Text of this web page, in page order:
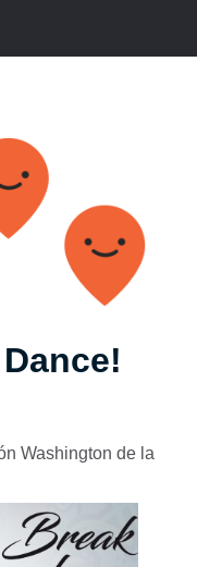
Washington de la